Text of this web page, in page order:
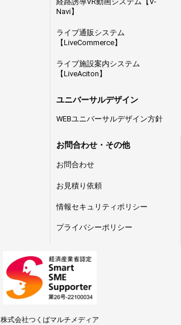
Navi】
ライブ通販システム
【LiveCommerce】
ライブ施設案内システム
【LiveAciton】
ユニバーサルデザイン
WEBユニバーサルデザイン方針
お問合わせ・その他
お問合わせ
お見積り依頼
情報セキュリティポリシー
プライバシーポリシー
株式会社つくばマルチメディア